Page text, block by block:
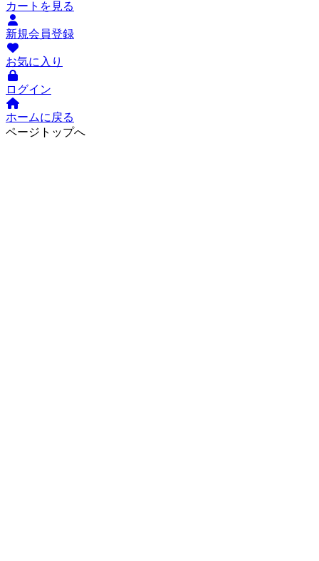
カートを見る
新規会員登録
お気に入り
ログイン
ホームに戻る
ページトップへ